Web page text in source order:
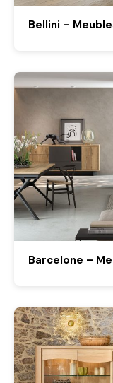
Bellini –
Barcelone –